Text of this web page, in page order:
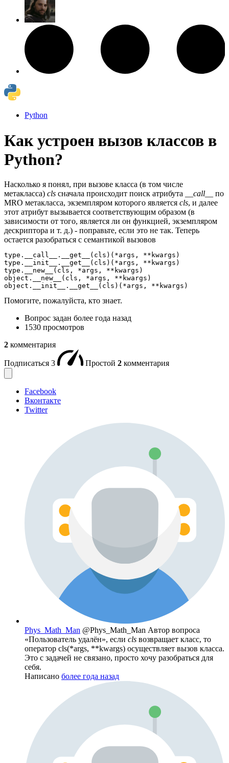
Python
Как устроен вызов классов в
Python?
Насколько я понял, при вызове класса (в том числе
метакласса) cls сначала происходит поиск атрибута __call__
по
MRO метакласса, экземпляром которого является cls, и далее
этот атрибут вызывается соответствующим образом (в
зависимости от того, является ли он функцией, экземпляром
дескриптора и т. д.) - поправьте, если это не так. Теперь
остается разобраться с семантикой вызовов
type.__call__.__get__(cls)(*args, **kwargs)
type.__init__.__get__(cls)(*args, **kwargs)
type.__new__(cls, *args, **kwargs)
object.__new__(cls, *args, **kwargs)
object.__init__.__get__(cls)(*args, **kwargs)
Помогите, пожалуйста, кто знает.
Вопрос задан более года назад
1530 просмотров
2 комментария
Подписаться 3 Простой 2 комментария
Facebook
Вконтакте
Twitter
Phys_Math_Man @Phys_Math_Man Автор вопроса
«Пользователь удалён», если cls возвращает класс, то
оператор cls(*args, **kwargs) осуществляет вызов класса.
Это с задачей не связано, просто хочу разобраться для
себя.
Написано более года назад